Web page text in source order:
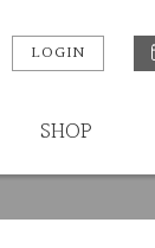
LOGIN
SHOP